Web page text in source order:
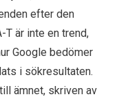
efter den
T är inte en trend,
Google bedömer
i sökresultaten.
ämnet, skriven av